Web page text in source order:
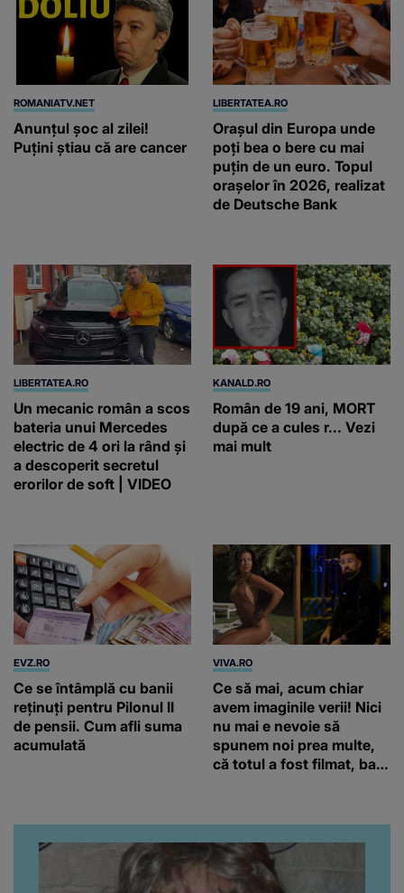
ROMANIATV.NET
Anunţul şoc al zilei!
Puţini ştiau că are cancer
LIBERTATEA.RO
Orașul din Europa unde
poți bea o bere cu mai
puțin de un euro. Topul
orașelor în 2026, realizat
de Deutsche Bank
LIBERTATEA.RO
Un mecanic român a scos
bateria unui Mercedes
electric de 4 ori la rând și
a descoperit secretul
erorilor de soft | VIDEO
KANALD.RO
Român de 19 ani, MORT
după ce a cules r... Vezi
mai mult
EVZ.RO
Ce se întâmplă cu banii
reținuți pentru Pilonul II
de pensii. Cum afli suma
acumulată
VIVA.RO
Ce să mai, acum chiar
avem imaginile verii! Nici
nu mai e nevoie să
spunem noi prea multe,
că totul a fost filmat, ba
da, frumoasa iubită a lui
Florin Ristei e...